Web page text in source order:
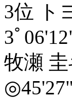
3位 ト
3ﾟ
牧瀬
◎45'27"